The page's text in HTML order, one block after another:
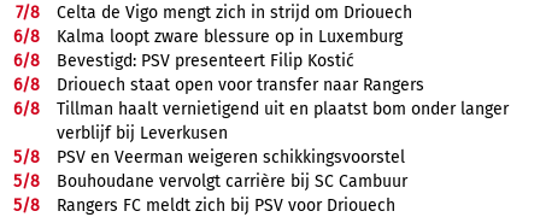
7/8
Celta de Vigo mengt zich in strijd om Driouech
6/8
Kalma loopt zware blessure op in Luxemburg
6/8
Bevestigd: PSV presenteert Filip Kostić
6/8
Driouech staat open voor transfer naar Rangers
6/8
Tillman haalt vernietigend uit en plaatst bom onder langer
verblijf bij Leverkusen
5/8
PSV en Veerman weigeren schikkingsvoorstel
5/8
Bouhoudane vervolgt carrière bij SC Cambuur
5/8
Rangers FC meldt zich bij PSV voor Driouech